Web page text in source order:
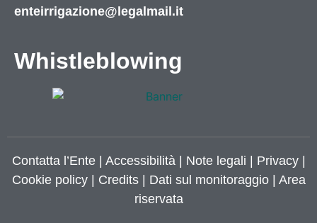
enteirrigazione@legalmail.it
Whistleblowing
Contatta l’Ente| Accessibilità | Note legali | Privacy|
Cookie policy| Credits| Dati sul monitoraggio | Area
riservata